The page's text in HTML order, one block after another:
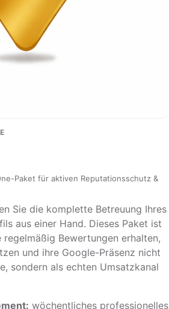
Paket für aktiven Reputationsschutz &
Sie die komplette Betreuung Ihres
aus einer Hand. Dieses Paket ist
Bewertungen erhalten,
und ihre Google-Präsenz nicht
sondern als echten Umsatzkanal
wöchentliches professionelles